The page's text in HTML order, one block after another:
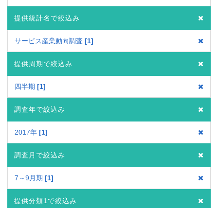
提供統計名で絞込み
サービス産業動向調査 1
提供周期で絞込み
四半期 1
調査年で絞込み
2017年 1
調査月で絞込み
7～9月期 1
提供分類1で絞込み